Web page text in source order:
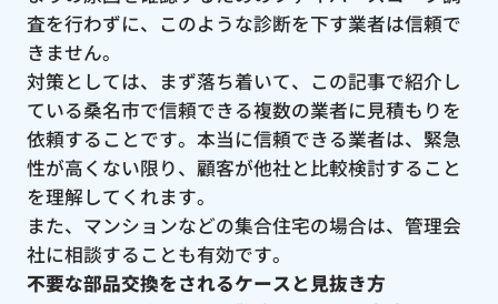
査を行わずに、このような診断を下す業者は信頼で
きません。
対策としては、まず落ち着いて、この記事で紹介し
ている桑名市で信頼できる複数の業者に見積もりを
依頼することです。本当に信頼できる業者は、緊急
性が高くない限り、顧客が他社と比較検討すること
を理解してくれます。
また、マンションなどの集合住宅の場合は、管理会
社に相談することも有効です。
不要な部品交換をされるケースと見抜き方